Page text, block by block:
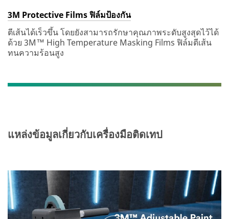
3M Protective Films ฟิล์มป้องกัน
ตีเส้นได้เร็วขึ้น โดยยังสามารถรักษาคุณภาพระดับสูงสุดไว้ได้
ด้วย 3M™ High Temperature Masking Films ฟิล์มตีเส้น
ทนความร้อนสูง
แหล่งข้อมูลเกี่ยวกับเครื่องมือติดเทป
Video Transcript